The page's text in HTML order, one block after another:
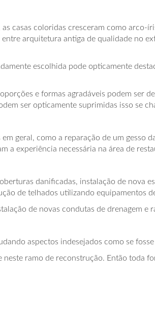
casas coloridas cresceram como arco-
arquitetura antiga de qualidade no
escolhida pode opticamente
e formas agradáveis podem ser
ser opticamente suprimidas isso se
geral, como a reparação de um gesso
a experiência necessária na área de
danificadas, instalação de nova
de telhados utilizando equipamentos
de novas condutas de drenagem e
aspectos indesejados como se
neste ramo de reconstrução. Então toda